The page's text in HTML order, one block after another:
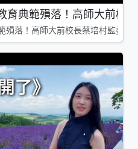
育典範殞落！高師大前校
殞落！高師大前校長蔡培村監委